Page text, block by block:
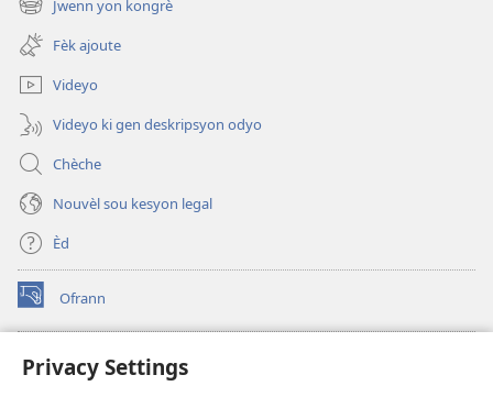
Privacy Settings
window)
Jwenn yon kongrè
(opens
new
window)
Fèk ajoute
Videyo
Videyo ki gen deskripsyon odyo
Chèche
Nouvèl sou kesyon legal
Èd
Ofrann
(opens
new
Bibliyotèk sou Entènèt
(opens